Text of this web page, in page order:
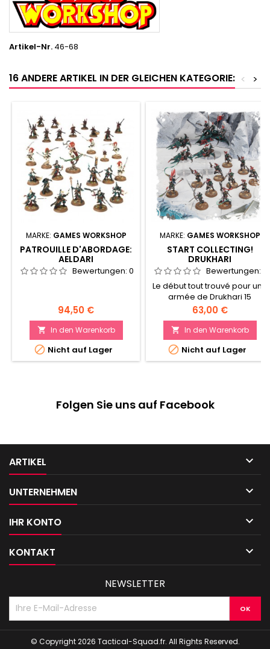
Artikel-Nr. 46-68
16 ANDERE ARTIKEL IN DER GLEICHEN KATEGORIE: >
<
MARKE: GAMES WORKSHOP
PATROUILLE D'ABORDAGE:
AELDARI
Bewertungen: 0
Preis
94,50 €
 In den Warenkorb
 Nicht auf Lager
MARKE: GAMES WORKSHOP
START COLLECTING!
DRUKHARI
Bewertungen:
Le début tout trouvé pour une
armée de Drukhari 15
figurines en tout 10 Wychs, 3
Reavers et plus!
Preis
63,00 €
 In den Warenkorb
 Nicht auf Lager
Folgen Sie uns auf Facebook
ARTIKEL 
UNTERNEHMEN 
IHR KONTO 
KONTAKT 
NEWSLETTER
© Copyright 2026 Tactical-Squad.fr. All Rights Reserved.